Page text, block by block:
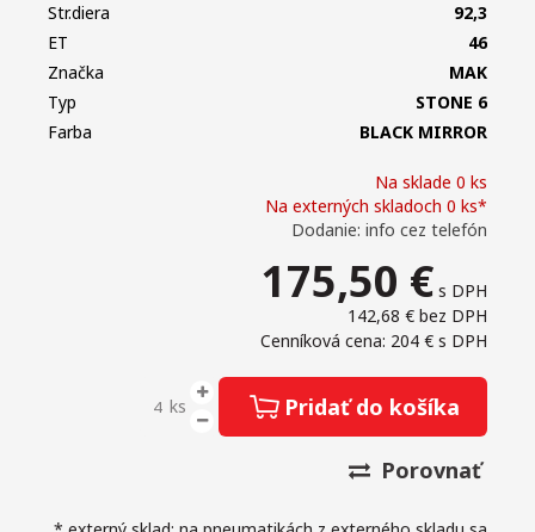
Na sklade 0 ks
Na externých skladoch 0 ks*
Dodanie: info cez telefón
175,50 € s DPH
142,68 € bez DPH
Cenníková cena: 204 € s DPH
ks Pridať do košíka
Porovnať
Str.diera
92,3
ET
46
Značka
MAK
Typ
STONE 6
Farba
BLACK MIRROR